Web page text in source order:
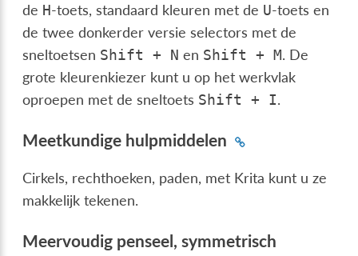
de H-toets, standaard kleuren met de U-toets en
de twee donkerder versie selectors met de
sneltoetsen Shift + N en Shift + M. De
grote kleurenkiezer kunt u op het werkvlak
oproepen met de sneltoets Shift + I.
Meetkundige hulpmiddelen
Cirkels, rechthoeken, paden, met Krita kunt u ze
makkelijk tekenen.
Meervoudig penseel, symmetrisch